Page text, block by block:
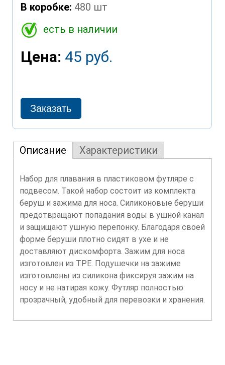
В коробке: 480 шт
есть в наличии
Цена: 45 руб.
Описание Характеристики
Набор для плавания в пластиковом футляре с
подвесом. Такой набор состоит из комплекта
беруш и зажима для носа. Силиконовые беруши
предотвращают попадания воды в ушной канал
и защищают ушную перепонку. Благодаря своей
форме беруши плотно сидят в ухе и не
доставляют дискомфорта. Зажим для носа
изготовлен из ТРЕ. Подушечки на зажиме
изготовлены из силикона фиксируя зажим на
носу и не натирая кожу. Футляр полностью
прозрачный, удобный для перевозки и хранения.